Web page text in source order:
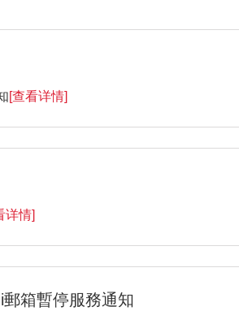
[查看详情]
详情]
箱暫停服務通知